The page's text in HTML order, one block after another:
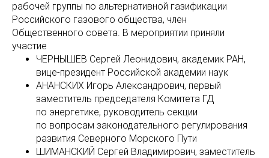
рабочей группы по альтернативной газификации
Российского газового общества, член
Общественного совета. В мероприятии приняли
участие
ЧЕРНЫШЕВ Сергей Леонидович, академик РАН,
вице-президент Российской академии наук
АНАНСКИХ Игорь Александрович, первый
заместитель председателя Комитетa ГД
по энергетике, руководитель секции
по вопросам законодательного регулирования
развития Северного Морского Пути
ШИМАНСКИЙ Сергей Владимирович, заместитель